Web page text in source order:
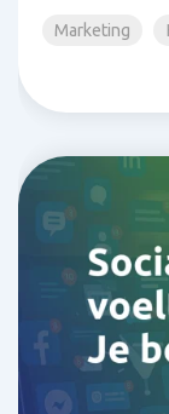
Marketing